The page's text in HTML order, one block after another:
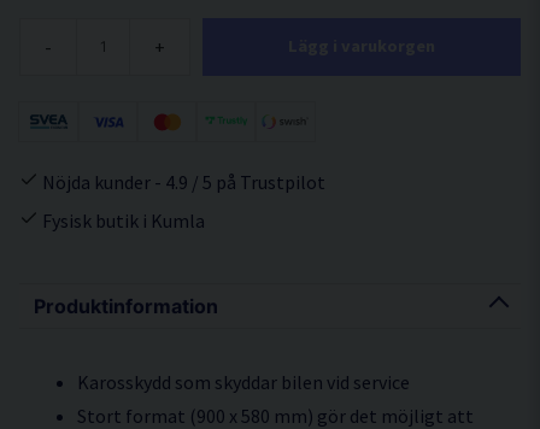
Produktinformation
Karosskydd som skyddar bilen vid service
Stort format (900 x 580 mm) gör det möjligt att
- +
Nöjda kunder - 4.9 / 5 på Trustpilot
Fysisk butik i Kumla